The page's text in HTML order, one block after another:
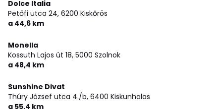
Dolce Italia
Petőfi utca 24, 6200 Kiskőrös
a 44,6 km
Monella
Kossuth Lajos út 18, 5000 Szolnok
a 48,4 km
Sunshine Divat
Thúry József utca 4./b, 6400 Kiskunhalas
a 55,4 km